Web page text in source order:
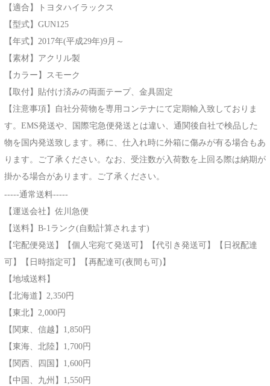
【適合】トヨタハイラックス
【型式】GUN125
【年式】2017年(平成29年)9月～
【素材】アクリル製
【カラー】スモーク
【取付】貼付け済みの両面テープ、金具固定
【注意事項】自社分荷物を専用コンテナにて定期輸入致しておりま
す。EMS発送や、国際宅急便発送とは違い、通関後自社で検品した
物を国内発送致します。稀に、仕入れ時に外箱に傷みが有る場合もあ
ります。ご了承ください。なお、受注数が入荷数を上回る際は納期が
掛かる場合があります。ご了承ください。
-----通常送料-----
【運送会社】佐川急便
【送料】B-1ランク(自動計算されます)
【宅配便発送】【個人宅宛て発送可】【代引き発送可】【日祝配達
可】【日時指定可】【再配達可(夜間も可)】
【地域送料】
【北海道】2,350円
【東北】2,000円
【関東、信越】1,850円
【東海、北陸】1,700円
【関西、四国】1,600円
【中国、九州】1,550円